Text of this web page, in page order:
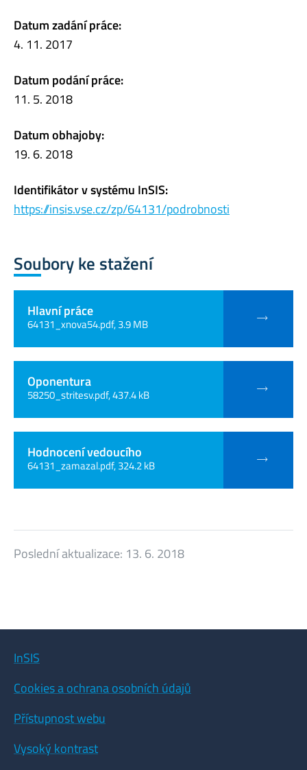
Datum zadání práce:
4. 11. 2017
Datum podání práce:
11. 5. 2018
Datum obhajoby:
19. 6. 2018
Identifikátor v systému InSIS:
https://insis.vse.cz/zp/64131/podrobnosti
Soubory ke stažení
Hlavní práce
64131_xnova54.pdf, 3.9 MB
Oponentura
58250_stritesv.pdf, 437.4 kB
Hodnocení vedoucího
64131_zamazal.pdf, 324.2 kB
Poslední aktualizace: 13. 6. 2018
InSIS
Cookies a ochrana osobních údajů
Přístupnost webu
Vysoký kontrast